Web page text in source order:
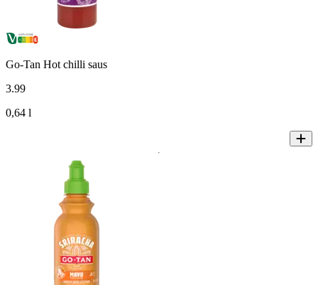
Go-Tan Hot chilli saus
3.99
0,64 l